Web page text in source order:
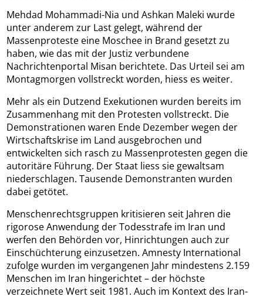
Mehdad Mohammadi-Nia und Ashkan Maleki wurde
unter anderem zur Last gelegt, während der
Massenproteste eine Moschee in Brand gesetzt zu
haben, wie das mit der Justiz verbundene
Nachrichtenportal Misan berichtete. Das Urteil sei am
Montagmorgen vollstreckt worden, hiess es weiter.
Mehr als ein Dutzend Exekutionen wurden bereits im
Zusammenhang mit den Protesten vollstreckt. Die
Demonstrationen waren Ende Dezember wegen der
Wirtschaftskrise im Land ausgebrochen und
entwickelten sich rasch zu Massenprotesten gegen die
autoritäre Führung. Der Staat liess sie gewaltsam
niederschlagen. Tausende Demonstranten wurden
dabei getötet.
Menschenrechtsgruppen kritisieren seit Jahren die
rigorose Anwendung der Todesstrafe im Iran und
werfen den Behörden vor, Hinrichtungen auch zur
Einschüchterung einzusetzen. Amnesty International
zufolge wurden im vergangenen Jahr mindestens 2.159
Menschen im Iran hingerichtet – der höchste
verzeichnete Wert seit 1981. Auch im Kontext des Iran-